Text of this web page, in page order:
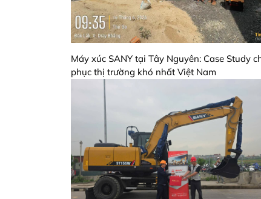
Máy xúc SANY tại Tây Nguyên: Case Study
phục thị trường khó nhất Việt Nam